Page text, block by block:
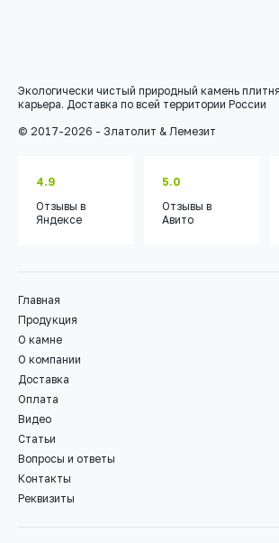
Экологически чистый природный камень
карьера. Доставка по всей территории России
© 2017-2026 - Златолит & Лемезит
4.9
Отзывы в
Яндексе
5.0
Отзывы в
Авито
Главная
Продукция
О камне
О компании
Доставка
Оплата
Видео
Статьи
Вопросы и ответы
Контакты
Реквизиты